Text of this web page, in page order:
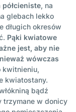
, na
glebach lekko
długich okresów
Pąki kwiatowe
jest, aby nie
wówczas
kwitnieniu,
kwiatostany.
bądź
trzymane w donicy